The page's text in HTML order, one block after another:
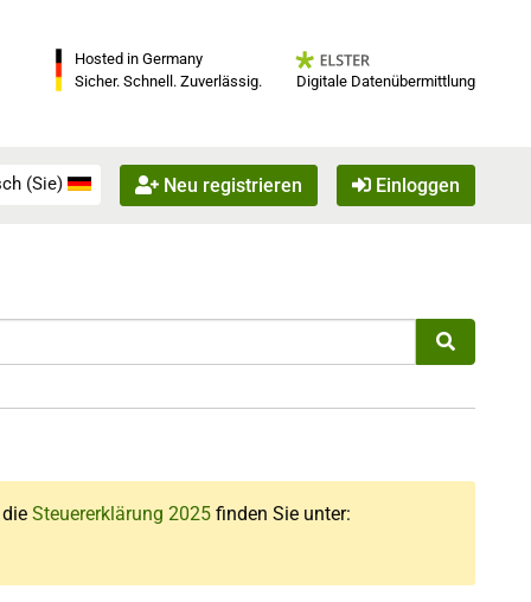
Hosted in Germany
Sicher. Schnell. Zuverlässig.
Digitale Datenübermittlung
(Sie) Neu registrieren Einloggen
Steuererklärung 2025 finden Sie unter: